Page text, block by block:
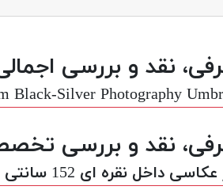
نقد و بررسی
Black-Silver Photography
نقد و بررسی
داخل نقره ای 152 سانتی متری فومکس